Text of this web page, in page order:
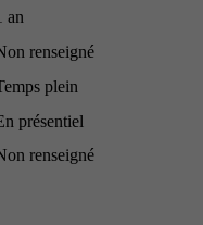
an
renseigné
plein
présentiel
renseigné